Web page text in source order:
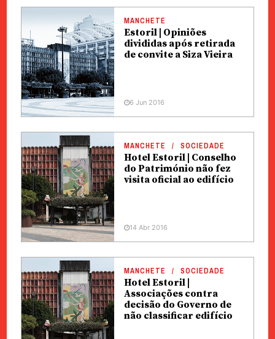
MANCHETE
Estoril | Opiniões
divididas após retirada
de convite a Siza Vieira
6 Jun 2016
MANCHETE SOCIEDADE
Hotel Estoril | Conselho
do Património não fez
visita oficial ao edifício
14 Abr 2016
MANCHETE SOCIEDADE
Hotel Estoril |
Associações contra
decisão do Governo de
não classificar edifício